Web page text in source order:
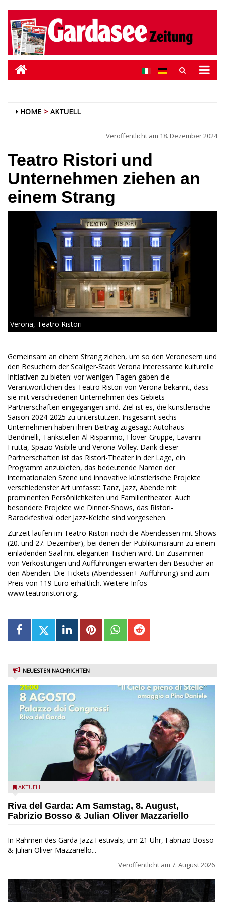
HOME AKTUELL
Veröffentlicht am 18. Dezember 2024
Teatro Ristori und
Unternehmen ziehen an
einem Strang
Verona, Teatro Ristori
Gemeinsam an einem Strang ziehen, um so den Veronesern und
den Besuchern der Scaliger-Stadt Verona interessante kulturelle
Initiativen zu bieten: vor wenigen Tagen gaben die
Verantwortlichen des Teatro Ristori von Verona bekannt, dass
sie mit verschiedenen Unternehmen des Gebiets
Partnerschaften eingegangen sind. Ziel ist es, die künstlerische
Saison 2024-2025 zu unterstützen. Insgesamt sechs
Unternehmen haben ihren Beitrag zugesagt: Autohaus
Bendinelli, Tankstellen Al Risparmio, Flover-Gruppe, Lavarini
Frutta, Spazio Visibile und Verona Volley. Dank dieser
Partnerschaften ist das Ristori-Theater in der Lage, ein
Programm anzubieten, das bedeutende Namen der
internationalen Szene und innovative künstlerische Projekte
verschiedenster Art umfasst: Tanz, Jazz, Abende mit
prominenten Persönlichkeiten und Familientheater. Auch
besondere Projekte wie Dinner-Shows, das Ristori-
Barockfestival oder Jazz-Kelche sind vorgesehen.
Zurzeit laufen im Teatro Ristori noch die Abendessen mit Shows
(20. und 27. Dezember), bei denen der Publikumsraum zu einem
einladenden Saal mit eleganten Tischen wird. Ein Zusammen
von Verkostungen und Aufführungen erwarten den Besucher an
den Abenden. Die Tickets (Abendessen+ Aufführung) sind zum
Preis von 119 Euro erhältlich. Weitere Infos
www.teatroristori.org.
NEUESTEN NACHRICHTEN
Fabrizio Bosso & Julian Oliver Mazzariello zu Gast beim Garda
AKTUELL
Riva del Garda: Am Samstag, 8. August,
Fabrizio Bosso & Julian Oliver Mazzariello
In Rahmen des Garda Jazz Festivals, um 21 Uhr, Fabrizio Bosso
& Julian Oliver Mazzariello...
Veröffentlicht am 7. August 2026